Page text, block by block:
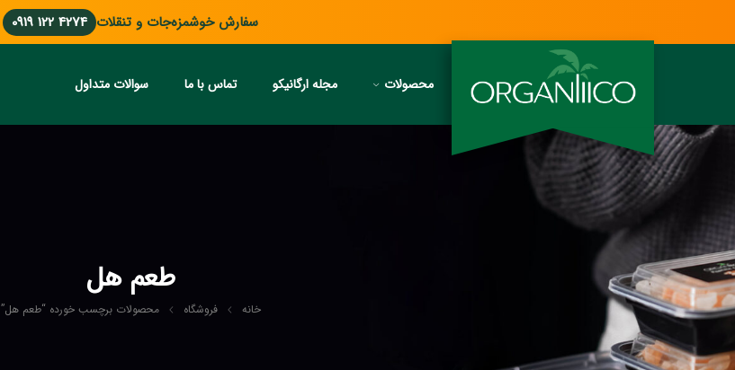
سفارش خوشمزه‌جات و تنقلات 0919 122 4274
محصولات مجله ارگانیکو تماس با ما سوالات متداول
طعم هل
خانه فروشگاه محصولات برچسب خورده “طعم هل”